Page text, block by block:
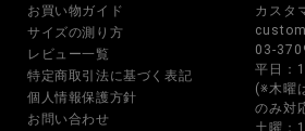
お買い物ガイド
サイズの測り方
レビュー一覧
特定商取引法に基づく表記
個人情報保護方針
お問い合わせ
カスタ
03-
平日：
(※木曜
のみ対
土曜：